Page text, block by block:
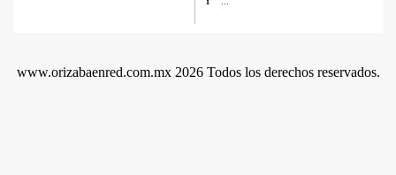
www.orizabaenred.com.mx 2026 Todos los derechos reservados.